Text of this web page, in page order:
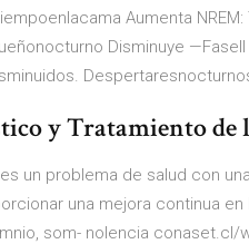
Aumenta
Disminuye
y Tratamiento de
un problema de salud con
una mejora continua
som- nolencia conaset.cl/